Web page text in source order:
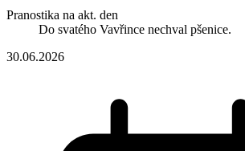
Pranostika na akt. den
Do svatého Vavřince nechval pšenice.
30.06.2026